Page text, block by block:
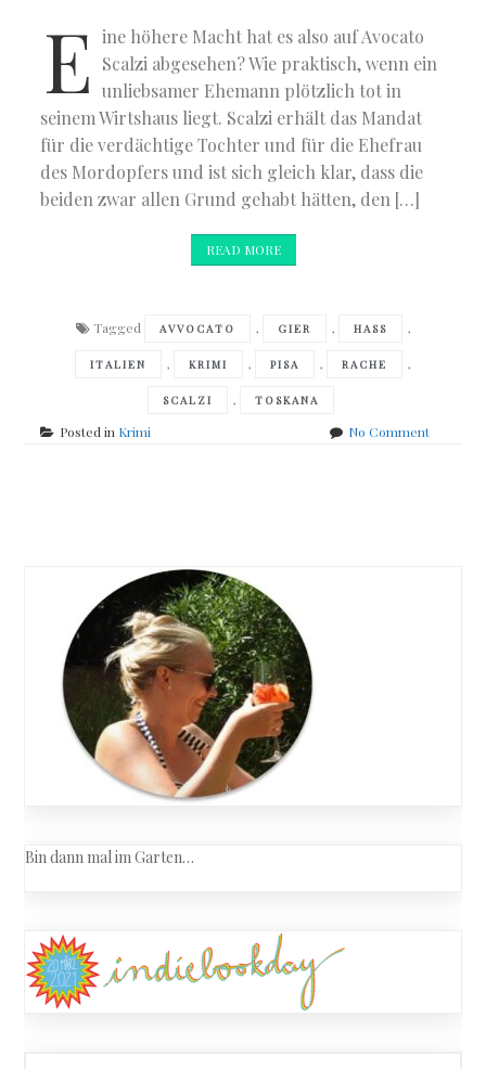
E ine höhere Macht hat es also auf Avocato
Scalzi abgesehen? Wie praktisch, wenn ein
unliebsamer Ehemann plötzlich tot in
seinem Wirtshaus liegt. Scalzi erhält das Mandat
für die verdächtige Tochter und für die Ehefrau
des Mordopfers und ist sich gleich klar, dass die
beiden zwar allen Grund gehabt hätten, den […]
READ MORE
Tagged AVVOCATO , GIER , HASS ,
ITALIEN , KRIMI , PISA , RACHE ,
SCALZI , TOSKANA
Posted in Krimi No Commenton
navigation
Bin dann mal im Garten…